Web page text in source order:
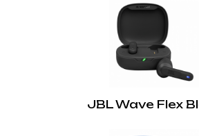
Акумуляторна батарея:
JBL Wave Flex